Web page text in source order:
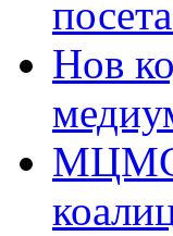
Нов
МЦМС